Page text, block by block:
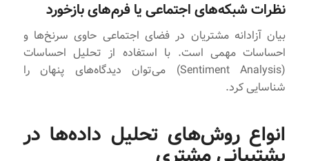
نظرات شبکه‌های اجتماعی یا فرم‌های بازخورد
بیان آزادانه مشتریان در فضای اجتماعی حاوی سرنخ‌ها و
احساسات مهمی است. با استفاده از تحلیل احساسات
(Sentiment Analysis) می‌توان دیدگاه‌های پنهان را
شناسایی کرد.
انواع روش‌های تحلیل داده‌ها در